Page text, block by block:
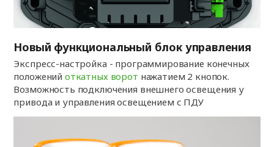
Новый функциональный блок управления
Экспресс-настройка - программирование конечных
положений откатных ворот нажатием 2 кнопок.
Возможность подключения внешнего освещения у
привода и управления освещением с ПДУ